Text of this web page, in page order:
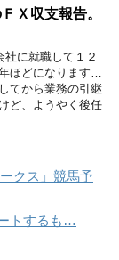
Ｘ収支報告。
社に就職して１２
ほどになります…
てから業務の引継
ど、ようやく後任
クス」競馬予
トするも…